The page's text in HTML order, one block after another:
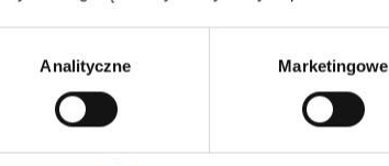
Analityczne Marketingowe